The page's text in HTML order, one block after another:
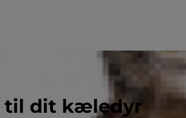
til dit kæledyr